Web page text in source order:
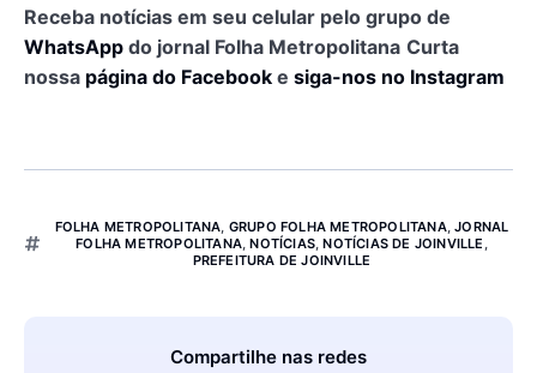
Receba notícias em seu celular pelo grupo de
WhatsApp do jornal Folha Metropolitana Curta
nossa página do Facebook e siga-nos no Instagram
FOLHA METROPOLITANA, GRUPO FOLHA METROPOLITANA,JORNAL
FOLHA METROPOLITANA,NOTÍCIAS,NOTÍCIAS DE JOINVILLE ,
PREFEITURA DE JOINVILLE
Compartilhe nas redes